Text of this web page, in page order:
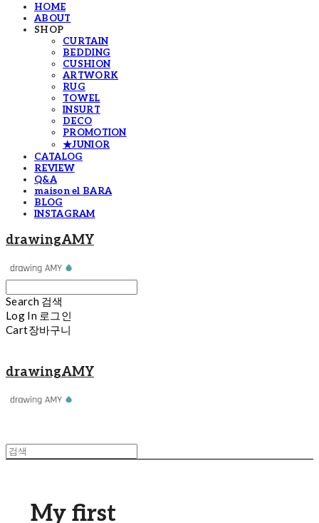
HOME
ABOUT
SHOP
CURTAIN
BEDDING
CUSHION
ARTWORK
RUG
TOWEL
INSURT
DECO
PROMOTION
★JUNIOR
CATALOG
REVIEW
Q&A
maison el BARA
BLOG
INSTAGRAM
drawingAMY
Search 검색
Log In 로그인
Cart장바구니
drawingAMY
My first